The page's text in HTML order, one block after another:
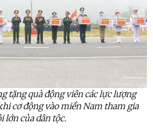
tặng quà động viên các lực lượng
cơ động vào miền Nam tham gia
lớn của dân tộc.